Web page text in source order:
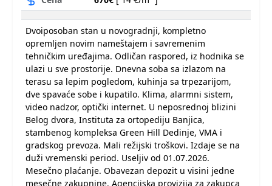
Dvoiposoban stan u novogradnji, kompletno
opremljen novim nameštajem i savremenim
tehničkim uređajima. Odličan raspored, iz hodnika se
ulazi u sve prostorije. Dnevna soba sa izlazom na
terasu sa lepim pogledom, kuhinja sa trpezarijom,
dve spavaće sobe i kupatilo. Klima, alarmni sistem,
video nadzor, optički internet. U neposrednoj blizini
Belog dvora, Instituta za ortopediju Banjica,
stambenog kompleksa Green Hill Dedinje, VMA i
gradskog prevoza. Mali režijski troškovi. Izdaje se na
duži vremenski period. Useljiv od 01.07.2026.
Mesečno plaćanje. Obavezan depozit u visini jedne
mesečne zakupnine. Agencijska provizija za zakupca